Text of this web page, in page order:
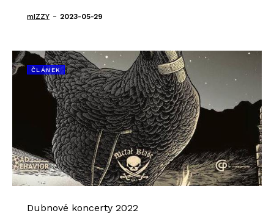
mIZZY - 2023-05-29
ČLÁNEK
Dubnové koncerty 2022